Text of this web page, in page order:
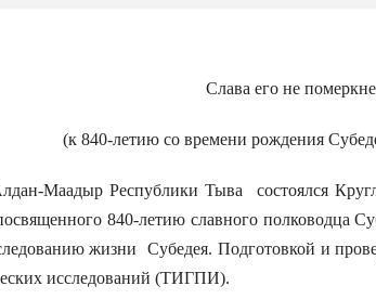
Слава его не
(к 840-летию со времени рождения
Маадыр Республики Тыва состоялся
840-летию славного
жизни Субедея. Подготовкой и
исследований (ТИГПИ).